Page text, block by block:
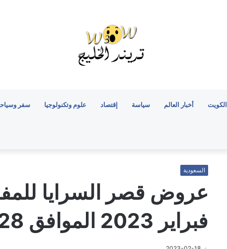
الكويت أخبار العالم سياسة إقتصاد علوم وتكنولوجيا سفر
السعودية
فبراير 2023 الموافق 28 رجب 1444